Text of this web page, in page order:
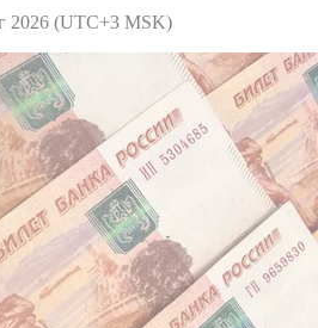
2026 (UTC+3 MSK)